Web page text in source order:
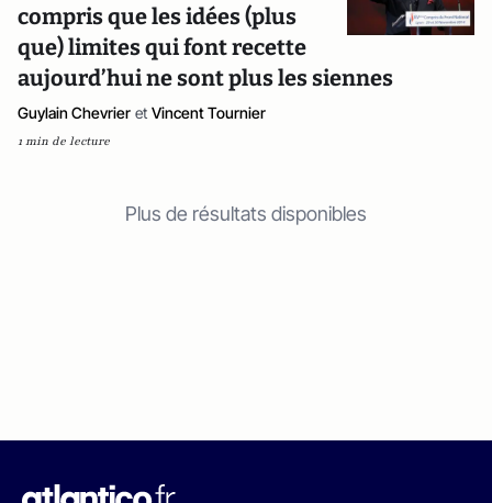
compris que les idées (plus
que) limites qui font recette
aujourd’hui ne sont plus les siennes
Guylain Chevrier et Vincent Tournier
1 min de lecture
Plus de résultats disponibles